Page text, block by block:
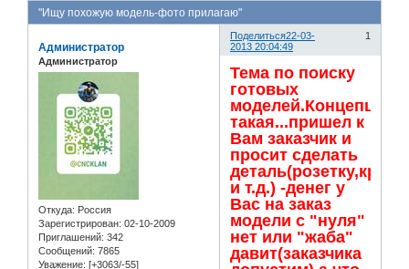
"Ищу похожую модель-фото прилагаю"
Поделиться 1
22-03-
2013 20:04:49
Администратор
Администратор
Откуда: Россия
Зарегистрирован: 02-10-2009
Приглашений: 342
Сообщений: 7865
Уважение: [+3063/-55]
Тема по поиску
готовых
моделей.Концепция
такая...пришел к
Вам заказчик и
просит сделать
и т.д.) -денег у
Вас на заказ
модели с "нуля"
нет или "жаба"
давит(заказчика